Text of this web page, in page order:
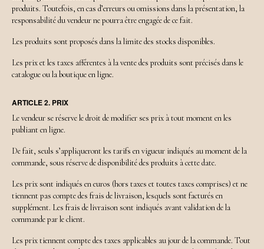
produits. Toutefois, en cas d’erreurs ou omissions dans la présentation, la
responsabilité du vendeur ne pourra être engagée de ce fait.
Les produits sont proposés dans la limite des stocks disponibles.
Les prix et les taxes afférentes à la vente des produits sont précisés dans le
catalogue ou la boutique en ligne.
ARTICLE 2. PRIX
Le vendeur se réserve le droit de modifier ses prix à tout moment en les
publiant en ligne.
De fait, seuls s’appliqueront les tarifs en vigueur indiqués au moment de la
commande, sous réserve de disponibilité des produits à cette date.
Les prix sont indiqués en euros (hors taxes et toutes taxes comprises) et ne
tiennent pas compte des frais de livraison, lesquels sont facturés en
supplément. Les frais de livraison sont indiqués avant validation de la
commande par le client.
Les prix tiennent compte des taxes applicables au jour de la commande. Tout